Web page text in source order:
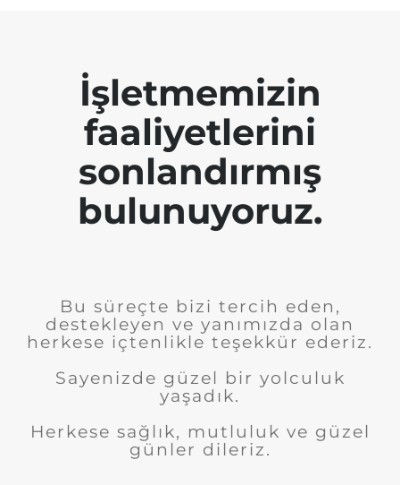
İşletmemizin
faaliyetlerini
sonlandırmış
bulunuyoruz.
Bu süreçte bizi tercih eden,
destekleyen ve yanımızda olan
herkese içtenlikle teşekkür ederiz.
Sayenizde güzel bir yolculuk
yaşadık.
Herkese sağlık, mutluluk ve güzel
günler dileriz.